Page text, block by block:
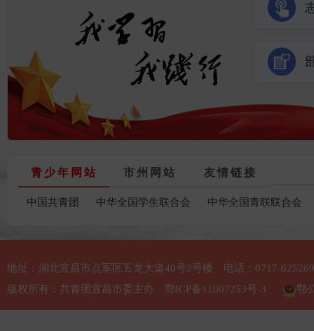
青少年网站 市州网站 友情链接
中国共青团 中华全国学生联合会 中华全国青联联合会
地址：湖北宜昌市点军区五龙大道40号2号楼 电话：0717-
版权所有：共青团宜昌市委主办 鄂ICP备11007253号-3 鄂